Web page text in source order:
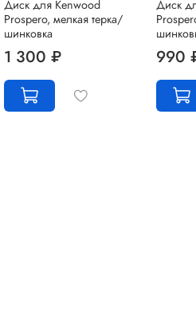
Диск для Kenwood
Prospero, мелкая терка/
шинковка
1 300 ₽
Диск
990